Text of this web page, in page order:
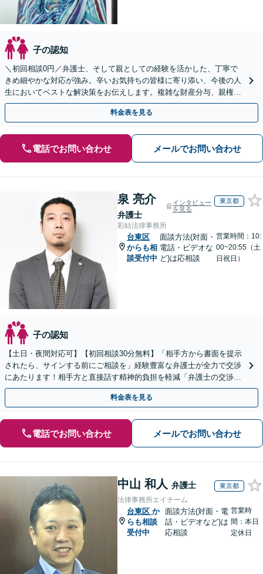
子の認知
＼初回相談0円／弁護士、そして親としての経験を活かした、丁寧で
きめ細やかな対応が強み。辛いお気持ちの皆様に寄り添い、今後の人
生においてベストな解決策をお伝えします。複雑な財産分与、親権問
題、養育費の交渉、国際離婚などが得意です【日英対応◎】
料金表を見る
電話でお問い合わせ メールでお問い合わせ
泉 亮介
弁護士
インタビュー
を見る
東京都
彩結法律事務所
台東区
からも相
談受付中
面談方法(対面・
電話・ビデオな
ど)は応相談
営業時間：10:
00~20:55（土
日祝日）
子の認知
【土日・夜間対応可】【初回相談30分無料】「相手方から書面を提示
されたら、サインする前にご相談を」経験豊富な弁護士が全力で交渉
にあたります！相手方と直接話す精神的負担を軽減「弁護士の交渉で
慰謝料金額アップ／減額交渉も対応可」【完全個室対応】
料金表を見る
電話でお問い合わせ メールでお問い合わせ
中山 和人 弁護士 東京都
法律事務所エイチーム
台東区 か
らも相談
受付中
面談方法(対面・電
話・ビデオなど)は
応相談
営業時
間：本日
定休日